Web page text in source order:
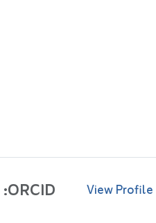
View Profile
ORCID: